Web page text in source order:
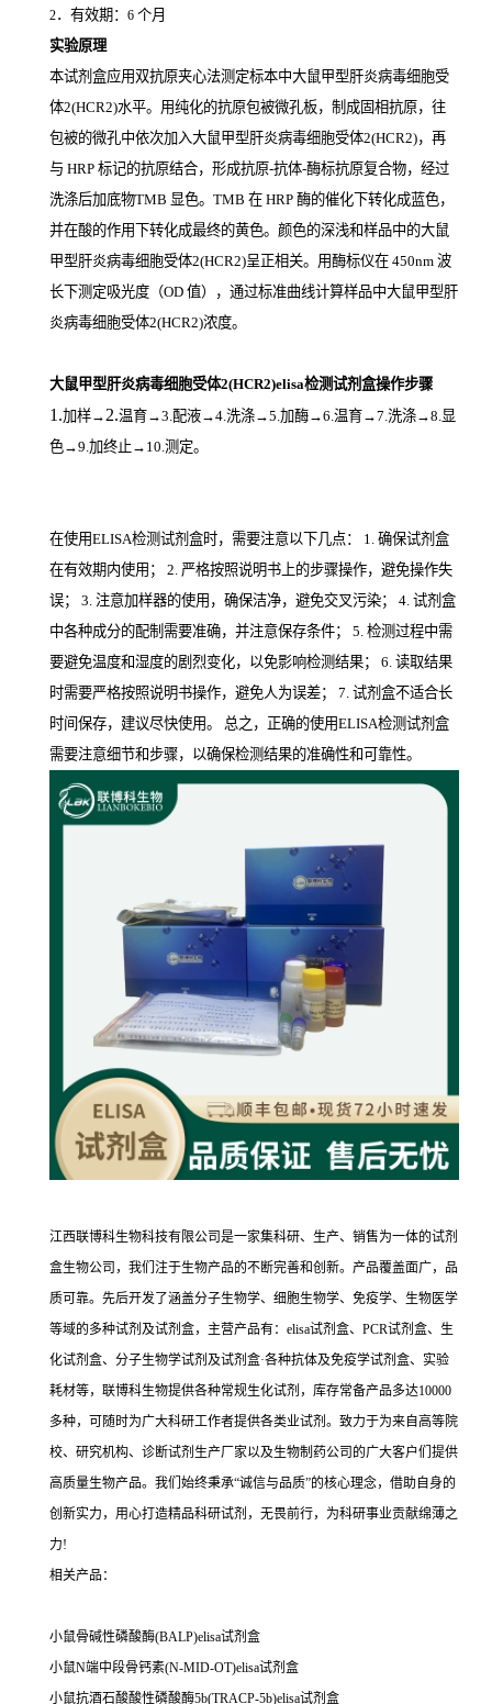
2．有效期： 6 个月
实验原理
本试剂盒应用双抗原夹心法测定标本中大鼠甲型肝炎病毒细胞受
体2(HCR2)水平。用纯化的抗原包被微孔板，制成固相抗原，往
包被的微孔中依次加入大鼠甲型肝炎病毒细胞受体2(HCR2)，再
与 HRP 标记的抗原结合，形成抗原-抗体-酶标抗原复合物，经过
洗涤后加底物TMB 显色。 TMB 在 HRP 酶的催化下转化成蓝色，
并在酸的作用下转化成最终的黄色。颜色的深浅和样品中的大鼠
甲型肝炎病毒细胞受体2(HCR2)呈正相关。用酶标仪在 450nm 波
长下测定吸光度（OD 值），通过标准曲线计算样品中大鼠甲型肝
炎病毒细胞受体2(HCR2)浓度。
大鼠甲型肝炎病毒细胞受体2(HCR2)elisa检测试剂盒操作步骤
1.加样→ 2.温育→3.配液→4.洗涤→5.加酶→6.温育→7.洗涤→8.显
色→9.加终止→10.测定。
在使用ELISA检测试剂盒时，需要注意以下几点： 1. 确保试剂盒
在有效期内使用； 2. 严格按照说明书上的步骤操作，避免操作失
误； 3. 注意加样器的使用，确保洁净，避免交叉污染； 4. 试剂盒
中各种成分的配制需要准确，并注意保存条件； 5. 检测过程中需
要避免温度和湿度的剧烈变化，以免影响检测结果； 6. 读取结果
时需要严格按照说明书操作，避免人为误差； 7. 试剂盒不适合长
时间保存，建议尽快使用。 总之，正确的使用ELISA检测试剂盒
需要注意细节和步骤，以确保检测结果的准确性和可靠性。
江西联博科生物科技有限公司是一家集科研、生产、销售为一体的试剂
盒生物公司，我们注于生物产品的不断完善和创新。产品覆盖面广，品
质可靠。先后开发了涵盖分子生物学、细胞生物学、免疫学、生物医学
等域的多种试剂及试剂盒，主营产品有：elisa试剂盒、PCR试剂盒、生
化试剂盒、分子生物学试剂及试剂盒·各种抗体及免疫学试剂盒、实验
耗材等，联博科生物提供各种常规生化试剂，库存常备产品多达10000
多种，可随时为广大科研工作者提供各类业试剂。致力于为来自高等院
校、研究机构、诊断试剂生产厂家以及生物制药公司的广大客户们提供
高质量生物产品。我们始终秉承“诚信与品质”的核心理念，借助自身的
创新实力，用心打造精品科研试剂，无畏前行，为科研事业贡献绵薄之
力!
相关产品：
小鼠骨碱性磷酸酶(BALP)elisa试剂盒
小鼠N端中段骨钙素(N-MID-OT)elisa试剂盒
小鼠抗酒石酸酸性磷酸酶5b(TRACP-5b)elisa试剂盒